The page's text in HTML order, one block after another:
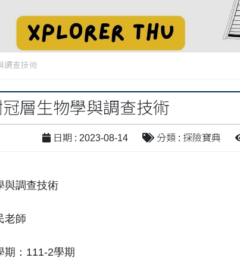
調查技術
層生物學與調查技術
日期 : 2023-08-14 分類 : 探險寶典
與調查技術
老師
期：111-2學期